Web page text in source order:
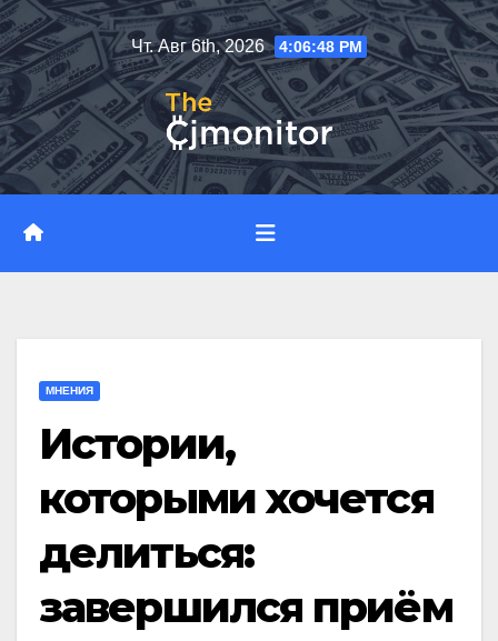
Перейти
к
содержимому
Чт. Авг 6th, 2026 4:06:49 PM
МНЕНИЯ
Истории,
которыми хочется
делиться:
завершился приём